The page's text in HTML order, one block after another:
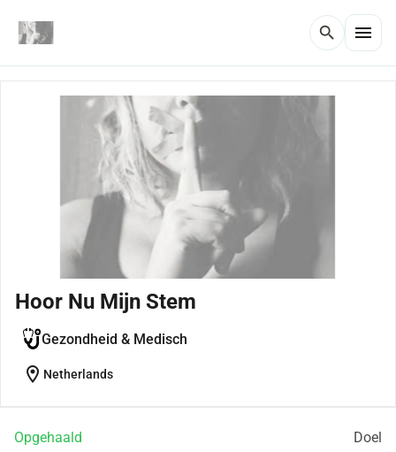
search menu
Hoor Nu Mijn Stem
Gezondheid & Medisch
location_on Netherlands
Opgehaald Doel